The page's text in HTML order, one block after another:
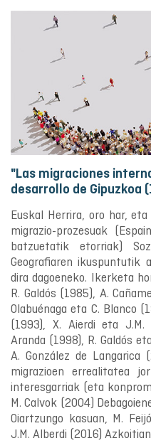
"Las migraciones
desarrollo de Gipuzkoa
Euskal Herrira, oro har,
migrazio-prozesuak
batzuetatik etorriak)
Geografiaren
dira dagoeneko. Ikerketa
R. Galdós (1985), A.
Olabuénaga eta C. Blanco
(1993), X. Aierdi eta J.M.
Aranda (1998), R. Galdós
A. González de
migrazioen errealitatea
interesgarriak (eta
M. Calvok (2004)
Oiartzungo kasuan, M.
J.M. Alberdi (2016)